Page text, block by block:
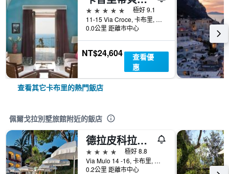
5星級
極好 9.1
11-15 Via Croce, 卡布里, 那不勒斯省, 義大利
0.0公里 距離市中心
NT$24,604
查看優
惠
查看其它卡布里的熱門飯店
佩爾戈拉別墅旅館附近的飯店
德拉皮科拉瑪莉娜酒店
4星級
極好 8.8
Via Mulo 14 -16, 卡布里, 那不勒斯省, 義大利
0.2公里 距離市中心